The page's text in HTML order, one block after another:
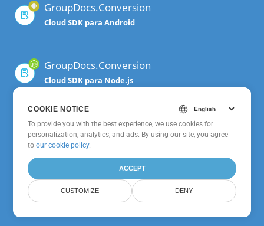
GroupDocs.Conversion
Cloud SDK para Android
GroupDocs.Conversion
Cloud SDK para Node.js
GroupDocs.Conversion
Cloud SDK para Python
GroupDocs.Conversion
Cloud para cURL
COOKIE NOTICE
To provide you with the best experience, we use cookies for
personalization, analytics, and ads. By using our site, you agree
toour cookie policy.
ACCEPT
CUSTOMIZE DENY